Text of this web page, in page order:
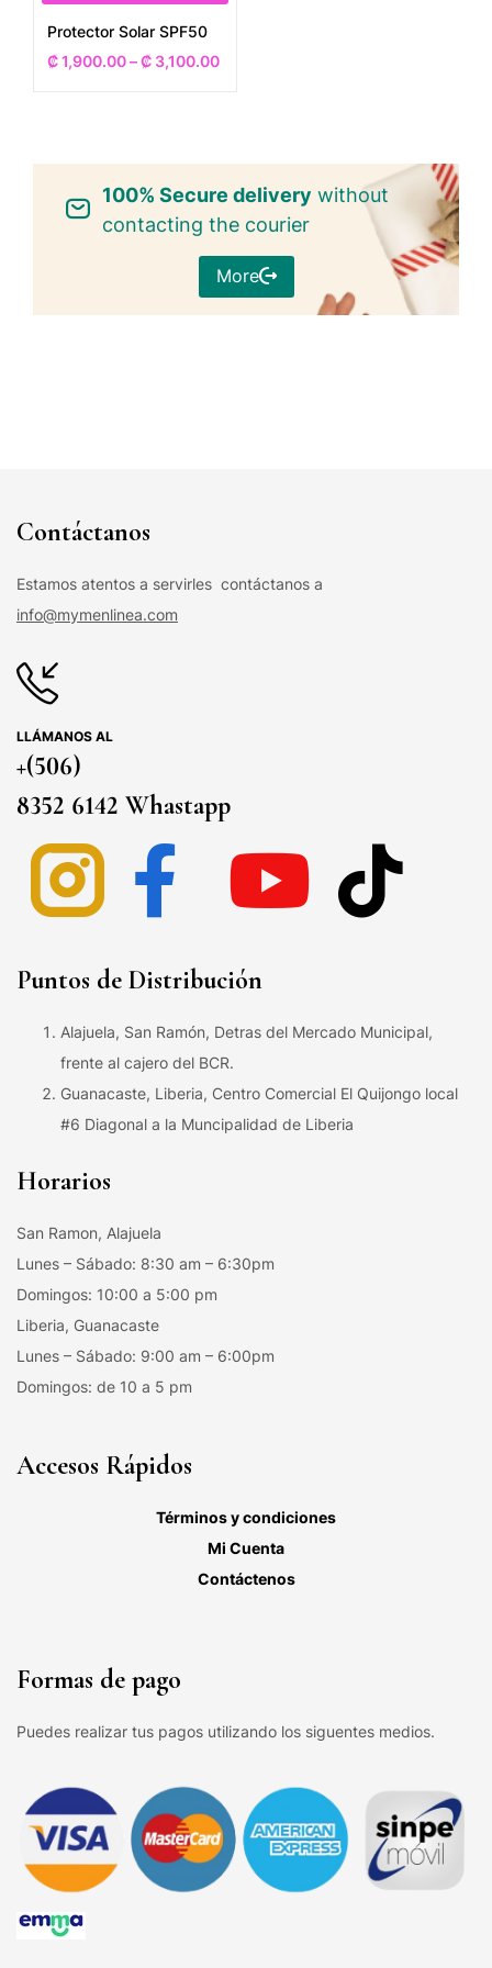
Protector Solar SPF50
₡1,900.00–₡ 3,100.00
100% Secure delivery without
contacting the courier
More
Contáctanos
Estamos atentos a servirles contáctanos a
info@mymenlinea.com
LLÁMANOS AL
+(506)
8352 6142 Whastapp
Puntos de Distribución
Alajuela, San Ramón, Detras del Mercado Municipal,
frente al cajero del BCR.
Guanacaste, Liberia, Centro Comercial El Quijongo local
#6 Diagonal a la Muncipalidad de Liberia
Horarios
San Ramon, Alajuela
Lunes – Sábado: 8:30 am – 6:30pm
Domingos: 10:00 a 5:00 pm
Liberia, Guanacaste
Lunes – Sábado: 9:00 am – 6:00pm
Domingos: de 10 a 5 pm
Accesos Rápidos
Términos y condiciones
Mi Cuenta
Contáctenos
Formas de pago
Puedes realizar tus pagos utilizando los siguentes medios.